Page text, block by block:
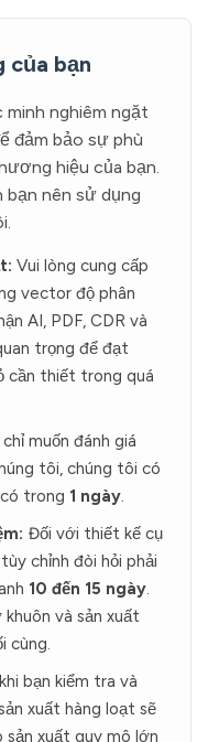
của bạn
nghiêm ngặt
đảm bảo sự phù
hiệu của bạn.
bạn nên sử dụng
Vui lòng cung cấp
vector độ phân
AI, PDF, CDR và
trọng để đạt
cần thiết trong quá
muốn đánh giá
tôi, chúng tôi có
trong 1 ngày.
Đối với thiết kế cụ
chỉnh đòi hỏi phải
10 đến 15 ngày.
và sản xuất
cùng.
bạn kiểm tra và
xuất hàng loạt sẽ
sản xuất quy mô lớn